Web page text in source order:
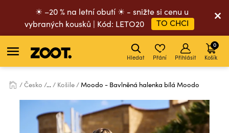
☀ –20 % na letní obutí ☀ - snižte si cenu u
vybraných kousků | Kód: LETO20
TO CHCI
Hledat Přání Přihlásit Košík
0
Česko ... Košile Moodo - Bavlněná halenka bílá Moodo